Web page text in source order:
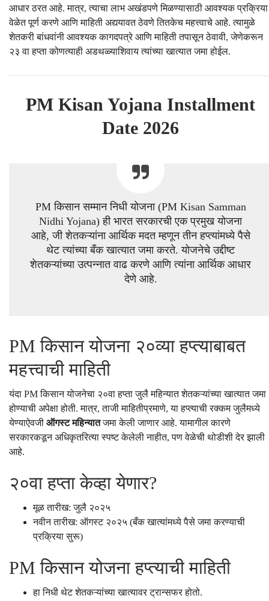
आधार ठरत आहे. मात्र, त्याचा लाभ अखंडपणे मिळण्यासाठी आवश्यक प्रक्रिया
वेळेत पूर्ण करणे आणि माहिती अद्ययावत ठेवणे तितकेच महत्त्वाचे आहे. त्यामुळे
शेतकरी बांधवांनी आवश्यक कागदपत्रे आणि माहिती तपासून ठेवावी, जेणेकरून
२३ वा हप्ता कोणत्याही अडथळ्याशिवाय त्यांच्या खात्यात जमा होईल.
PM Kisan Yojana Installment
Date 2026
PM किसान सम्मान निधी योजना (PM Kisan Samman
Nidhi Yojana) ही भारत सरकारची एक प्रमुख योजना
आहे, जी शेतकऱ्यांना आर्थिक मदत म्हणून तीन हप्त्यांमध्ये पैसे
थेट त्यांच्या बँक खात्यात जमा करते. योजनेचे उद्दीष्ट
शेतकऱ्यांच्या उत्पन्नात वाढ करणे आणि त्यांना आर्थिक आधार
देणे आहे.
PM किसान योजना २०व्या हप्त्याबाबत
महत्त्वाची माहिती
यंदा PM किसान योजनेचा २०वा हप्ता जुलै महिन्यात शेतकऱ्यांच्या खात्यात जमा
होण्याची अपेक्षा होती. मात्र, ताजी माहितीप्रमाणे, या हप्त्याची रक्कम जुलैमध्ये
येण्याऐवजी ऑगस्ट महिन्यातजमा केली जाणार आहे. यामागील कारणे
सरकारकडून अधिकृतरित्या स्पष्ट केलेली नाहीत, पण वेळेची थोडीशी देर झाली
आहे.
२०वा हप्ता केव्हा येणार?
मूळ तारीख: जुलै २०२५
नवीन तारीख: ऑगस्ट २०२५ (बँक खात्यांमध्ये पैसे जमा करण्याची
प्रक्रिया सुरू)
PM किसान योजना हप्त्याची माहिती
हा निधी थेट शेतकऱ्यांच्या खात्यावर ट्रान्सफर होतो.